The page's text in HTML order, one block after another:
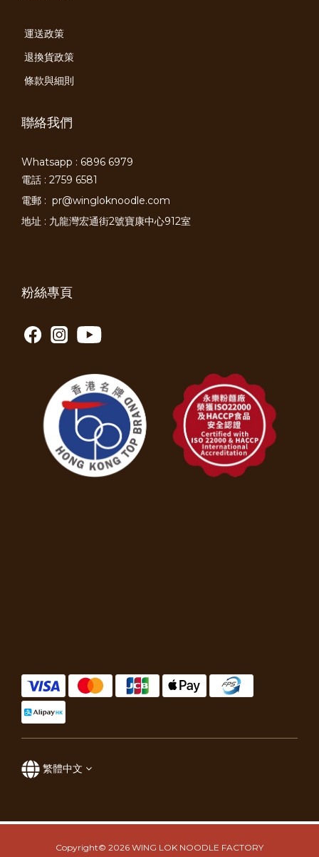
運送政策
退換貨政策
條款與細則
聯絡我們
Whatsapp : 6896 6979
電話 : 2759 6581
電郵 : pr@wingloknoodle.com
地址 : 九龍灣宏通街2號寶康中心912室
粉絲專頁
繁體中文
Copyright© 2026 WING LOK NOODLE FACTORY